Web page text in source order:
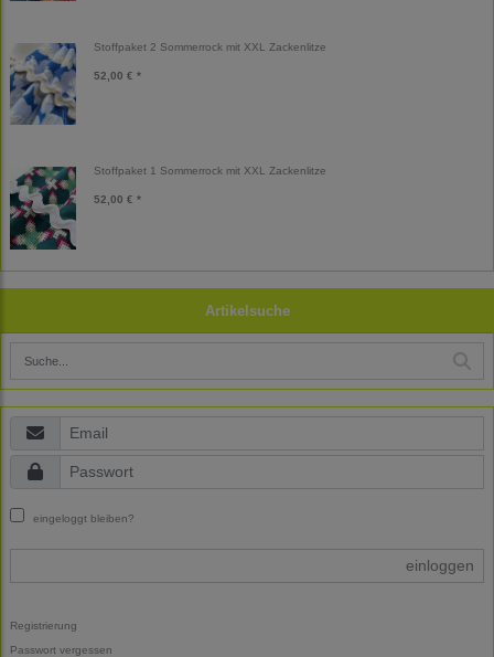
Stoffpaket 2 Sommerrock mit XXL Zackenlitze
52,00 € *
Stoffpaket 1 Sommerrock mit XXL Zackenlitze
52,00 € *
Artikelsuche
eingeloggt bleiben?
einloggen
Registrierung
Passwort vergessen